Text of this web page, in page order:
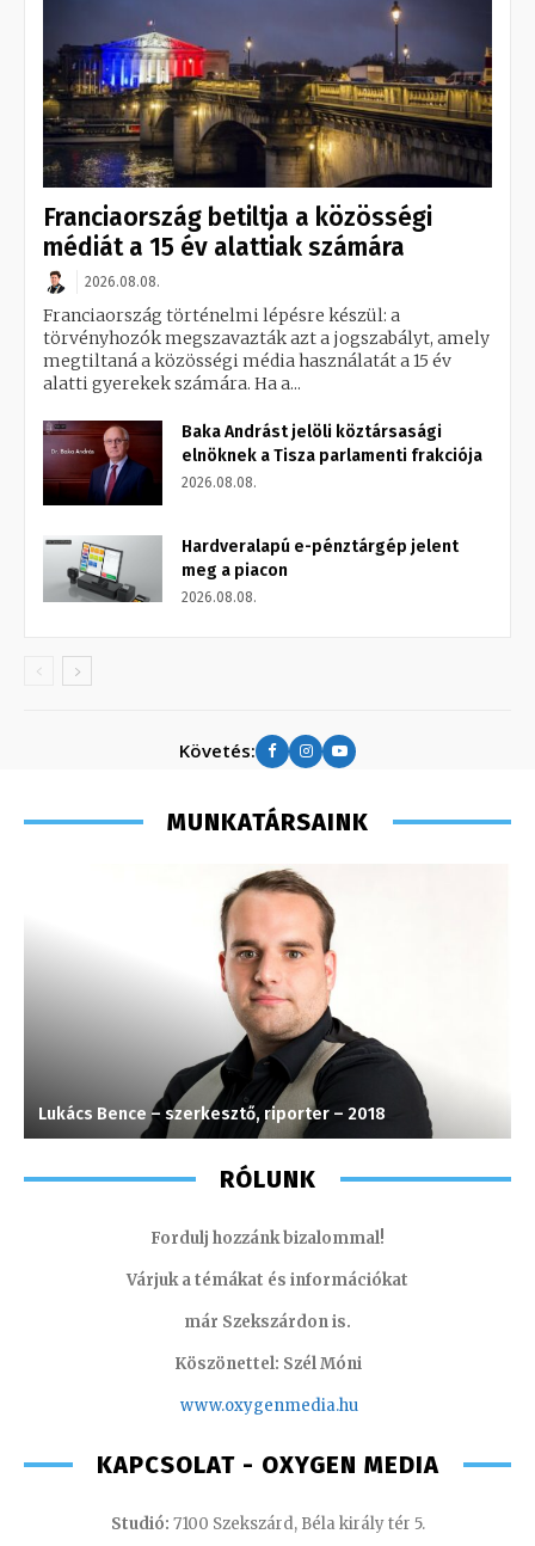
Franciaország betiltja a közösségi
médiát a 15 év alattiak számára
2026.08.08.
Franciaország történelmi lépésre készül: a
törvényhozók megszavazták azt a jogszabályt, amely
megtiltaná a közösségi média használatát a 15 év
alatti gyerekek számára. Ha a...
Baka Andrást jelöli köztársasági
elnöknek a Tisza parlamenti frakciója
2026.08.08.
Hardveralapú e-pénztárgép jelent
meg a piacon
2026.08.08.
Követés:
MUNKATÁRSAINK
Lukács Bence – szerkesztő, riporter – 2018
RÓLUNK
Fordulj hozzánk bizalommal!
Várjuk a témákat és információkat
már Szekszárdon is.
Köszönettel: Szél Móni
www.oxygenmedia.hu
KAPCSOLAT - OXYGEN MEDIA
Studió: 7100 Szekszárd, Béla király tér 5.